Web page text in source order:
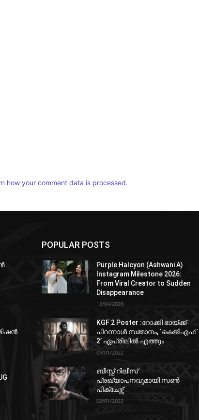
how your comment data is processed.
POPULAR POSTS
Purple Halcyon (Ashwani A)
Instagram Milestone 2026:
From Viral Creator to Sudden
Disappearance
12/04/2026
KGF 2 Poster :റോക്കി ഭായ്ക്ക്
പിറന്നാൾ സമ്മാനം, ‘കെജിഎഫ്
2’ ഏപ്രിലിൽ എത്തും
09/01/2022
ബീസ്റ്റ് റിലീസ്
പ്രഖ്യാപനവുമായി സണ്‍
പിക്ചേഴ്സ്
02/01/2022